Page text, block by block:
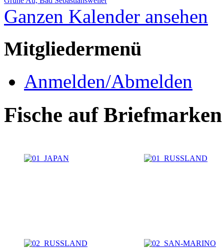
Ganzen Kalender ansehen
Mitgliedermenü
Anmelden/Abmelden
Fische auf Briefmarken